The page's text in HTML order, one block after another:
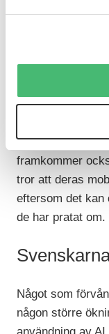
Rapporten visar
ökad
offentliga
konversationer
framkommer
tror att deras
eftersom det kan
de har pratat om.
Något som
någon större
användning av